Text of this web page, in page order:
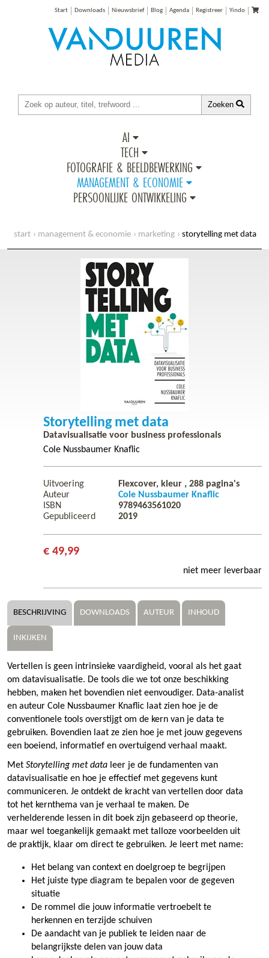
Start Downloads Nieuwsbrief Blog Agenda Registreer Yindo
Zoeken
AI
TECH
FOTOGRAFIE & BEELDBEWERKING
MANAGEMENT & ECONOMIE
PERSOONLIJKE ONTWIKKELING
start management & economie marketing storytelling met data
Storytelling met data
Datavisualisatie voor business professionals
Cole Nussbaumer Knaflic
Uitvoering Flexcover, kleur , 288 pagina's
Auteur
Cole Nussbaumer Knaflic
ISBN
9789463561020
Gepubliceerd
2019
€ 49,99
niet meer leverbaar
BESCHRIJVING DOWNLOADS AUTEUR INHOUD
INKIJKEN
Vertellen is geen intrinsieke vaardigheid, vooral als het gaat
om datavisualisatie. De tools die we tot onze beschikking
hebben, maken het bovendien niet eenvoudiger. Data-analist
en auteur Cole Nussbaumer Knaflic laat zien hoe je de
conventionele tools overstijgt om de kern van je data te
gebruiken. Bovendien laat ze zien hoe je met jouw gegevens
een boeiend, informatief en overtuigend verhaal maakt.
Met Storytelling met data leer je de fundamenten van
datavisualisatie en hoe je effectief met gegevens kunt
communiceren. Je ontdekt de kracht van vertellen door data
tot het kernthema van je verhaal te maken. De
verhelderende lessen in dit boek zijn gebaseerd op theorie,
maar wel toegankelijk gemaakt met talloze voorbeelden uit
de praktijk, klaar om direct te gebruiken. Je leert met name:
Het belang van context en doelgroep te begrijpen
Het juiste type diagram te bepalen voor de gegeven
situatie
De rommel die jouw informatie vertroebelt te
herkennen en terzijde schuiven
De aandacht van je publiek te leiden naar de
belangrijkste delen van jouw data